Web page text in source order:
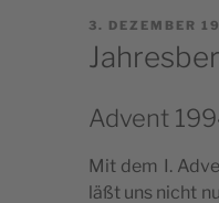
3. DEZEMBER
Advent
Mit dem I.
läßt uns nicht